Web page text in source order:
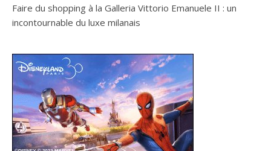
Faire du shopping à la Galleria Vittorio Emanuele II : un
incontournable du luxe milanais